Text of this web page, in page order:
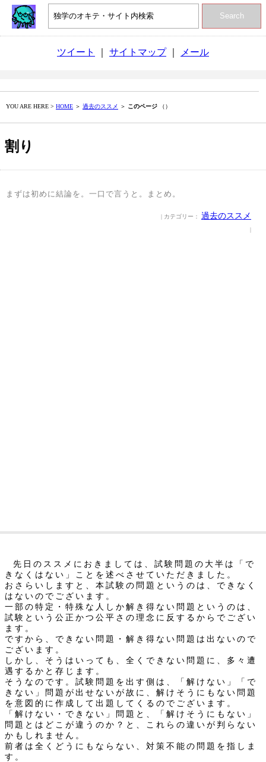
Search
ツイート サイトマップ｜ メール
YOU ARE HERE > HOME ＞ 過去のススメ ＞ このページ （）
割り
まずは初めに結論を。一口で言うと。まとめ。
| カテゴリー： 過去のススメ
|
先日のススメにおきましては、試験問題の大半は「で
きなくはない」ことを述べさせていただきました。
おさらいしますと、本試験の問題というのは、できなく
はないのでございます。
一部の特定・特殊な人しか解き得ない問題というのは、
試験という公正かつ公平さの理念に反するからでござい
ます。
ですから、できない問題・解き得ない問題は出ないので
ございます。
しかし、そうはいっても、全くできない問題に、多々遭
遇するかと存じます。
そうなのです。試験問題を出す側は、「解けない」「で
きない」問題が出せないが故に、解けそうにもない問題
を意図的に作成して出題してくるのでございます。
「解けない・できない」問題と、「解けそうにもない」
問題とはどこが違うのか？と、これらの違いが判らない
かもしれません。
前者は全くどうにもならない、対策不能の問題を指しま
す。